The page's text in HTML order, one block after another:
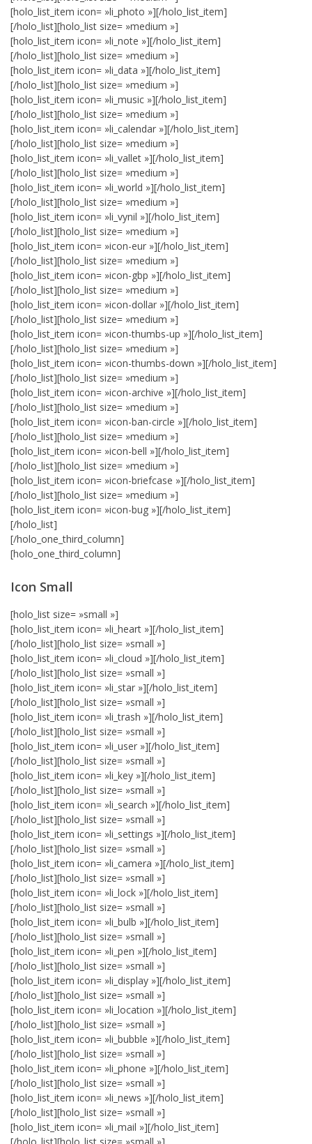
[holo_list_item icon= »li_photo »][/holo_list_item]
[/holo_list][holo_list size= »medium »]
[holo_list_item icon= »li_note »][/holo_list_item]
[/holo_list][holo_list size= »medium »]
[holo_list_item icon= »li_data »][/holo_list_item]
[/holo_list][holo_list size= »medium »]
[holo_list_item icon= »li_music »][/holo_list_item]
[/holo_list][holo_list size= »medium »]
[holo_list_item icon= »li_calendar »][/holo_list_item]
[/holo_list][holo_list size= »medium »]
[holo_list_item icon= »li_vallet »][/holo_list_item]
[/holo_list][holo_list size= »medium »]
[holo_list_item icon= »li_world »][/holo_list_item]
[/holo_list][holo_list size= »medium »]
[holo_list_item icon= »li_vynil »][/holo_list_item]
[/holo_list][holo_list size= »medium »]
[holo_list_item icon= »icon-eur »][/holo_list_item]
[/holo_list][holo_list size= »medium »]
[holo_list_item icon= »icon-gbp »][/holo_list_item]
[/holo_list][holo_list size= »medium »]
[holo_list_item icon= »icon-dollar »][/holo_list_item]
[/holo_list][holo_list size= »medium »]
[holo_list_item icon= »icon-thumbs-up »][/holo_list_item]
[/holo_list][holo_list size= »medium »]
[holo_list_item icon= »icon-thumbs-down »][/holo_list_item]
[/holo_list][holo_list size= »medium »]
[holo_list_item icon= »icon-archive »][/holo_list_item]
[/holo_list][holo_list size= »medium »]
[holo_list_item icon= »icon-ban-circle »][/holo_list_item]
[/holo_list][holo_list size= »medium »]
[holo_list_item icon= »icon-bell »][/holo_list_item]
[/holo_list][holo_list size= »medium »]
[holo_list_item icon= »icon-briefcase »][/holo_list_item]
[/holo_list][holo_list size= »medium »]
[holo_list_item icon= »icon-bug »][/holo_list_item]
[/holo_list]
[/holo_one_third_column]
[holo_one_third_column]
Icon Small
[holo_list size= »small »]
[holo_list_item icon= »li_heart »][/holo_list_item]
[/holo_list][holo_list size= »small »]
[holo_list_item icon= »li_cloud »][/holo_list_item]
[/holo_list][holo_list size= »small »]
[holo_list_item icon= »li_star »][/holo_list_item]
[/holo_list][holo_list size= »small »]
[holo_list_item icon= »li_trash »][/holo_list_item]
[/holo_list][holo_list size= »small »]
[holo_list_item icon= »li_user »][/holo_list_item]
[/holo_list][holo_list size= »small »]
[holo_list_item icon= »li_key »][/holo_list_item]
[/holo_list][holo_list size= »small »]
[holo_list_item icon= »li_search »][/holo_list_item]
[/holo_list][holo_list size= »small »]
[holo_list_item icon= »li_settings »][/holo_list_item]
[/holo_list][holo_list size= »small »]
[holo_list_item icon= »li_camera »][/holo_list_item]
[/holo_list][holo_list size= »small »]
[holo_list_item icon= »li_lock »][/holo_list_item]
[/holo_list][holo_list size= »small »]
[holo_list_item icon= »li_bulb »][/holo_list_item]
[/holo_list][holo_list size= »small »]
[holo_list_item icon= »li_pen »][/holo_list_item]
[/holo_list][holo_list size= »small »]
[holo_list_item icon= »li_display »][/holo_list_item]
[/holo_list][holo_list size= »small »]
[holo_list_item icon= »li_location »][/holo_list_item]
[/holo_list][holo_list size= »small »]
[holo_list_item icon= »li_bubble »][/holo_list_item]
[/holo_list][holo_list size= »small »]
[holo_list_item icon= »li_phone »][/holo_list_item]
[/holo_list][holo_list size= »small »]
[holo_list_item icon= »li_news »][/holo_list_item]
[/holo_list][holo_list size= »small »]
[holo_list_item icon= »li_mail »][/holo_list_item]